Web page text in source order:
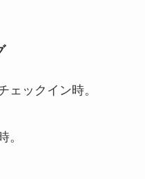
ェックイン時。
。